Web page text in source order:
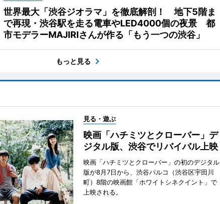
世界最大「渋谷ジオラマ」を徹底解剖！ 地下5階ま
で再現・渋谷駅を走る電車やLED4000個の夜景 都
市モデラーMAJIRIさんが作る「もう一つの渋谷」
もっと見る
見る・遊ぶ
映画「ハチミツとクローバー」デ
ジタル版、渋谷でリバイバル上映
映画「ハチミツとクローバー」の初のデジタル
版が8月7日から、渋谷パルコ（渋谷区宇田川
町）8階の映画館「ホワイトシネクイント」で
上映される。